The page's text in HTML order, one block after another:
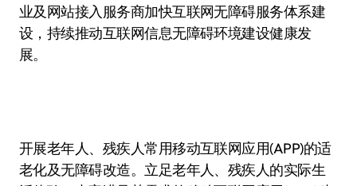
业及网站接入服务商加快互联网无障碍服务体系建
设，持续推动互联网信息无障碍环境建设健康发
展。
开展老年人、残疾人常用移动互联网应用(APP)的适
老化及无障碍改造。立足老年人、残疾人的实际生